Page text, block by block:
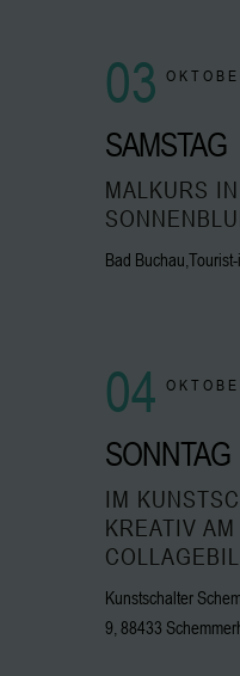
03
SAMSTAG
MALKURS
Bad
04
SONNTAG
IM
KREATIV
Kunstschalter
9, 88433